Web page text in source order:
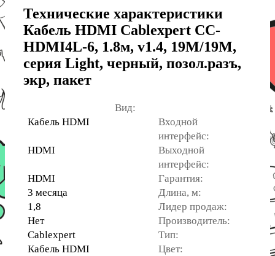
Технические характеристики
Кабель HDMI Cablexpert CC-
HDMI4L-6, 1.8м, v1.4, 19M/19M,
серия Light, черный, позол.разъ,
экр, пакет
Вид:
Кабель HDMI
Входной
интерфейс:
HDMI
Выходной
интерфейс:
HDMI
Гарантия:
3 месяца
Длина, м:
1,8
Лидер продаж:
Нет
Производитель:
Cablexpert
Тип:
Кабель HDMI
Цвет: